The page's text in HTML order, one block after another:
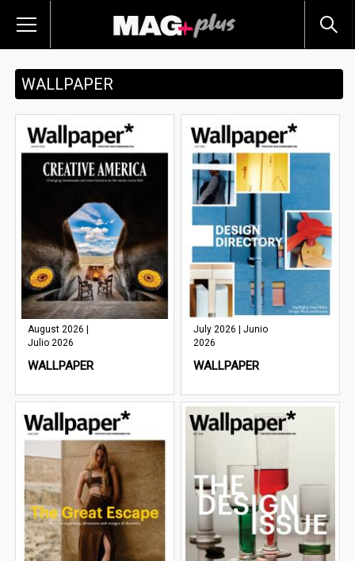
WALLPAPER
August 2026 |
Julio 2026
WALLPAPER
July 2026 | Junio
2026
WALLPAPER